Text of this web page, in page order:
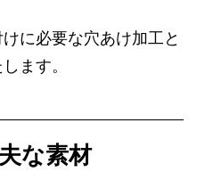
に必要な穴あけ加工と
ます。
な素材